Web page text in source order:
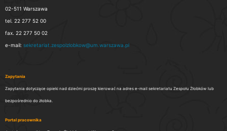
02-511 Warszawa
tel. 22 277 52 00
fax. 22 277 50 02
e-mail: sekretariat.zespolzlobkow@um.warszawa.pl
Zapytania
Zapytania dotyczące opieki nad dziećmi proszę kierować na adres e-mail sekretariatu Zespołu Żłobków lub
bezpośrednio do żłobka.
Portal pracownika